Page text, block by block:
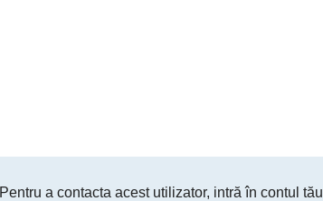
Pentru a contacta acest utilizator, intră în contul tău